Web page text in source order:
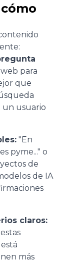
para
que
un usuario
"En
pyme..." o
de
de IA
claros:
más